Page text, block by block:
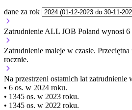
dane za rok
Zatrudnienie ALL JOB Poland wynosi 6
Zatrudnienie maleje w czasie.
rocznie.
Na przestrzeni ostatnich lat zatrudnienie
• 6 os. w 2024 roku.
• 1345 os. w 2023 roku.
• 1345 os. w 2022 roku.